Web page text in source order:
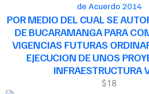
de Acuerdo 2014
POR MEDIO DEL CUAL SE
DE BUCARAMANGA PARA
VIGENCIAS FUTURAS
EJECUCION DE UNOS
INFRAESTRUCTURA
$18